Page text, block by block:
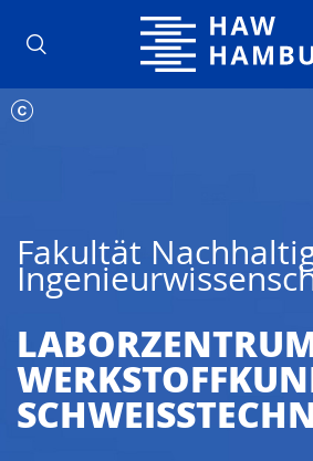
Hochschule für
Fakultät